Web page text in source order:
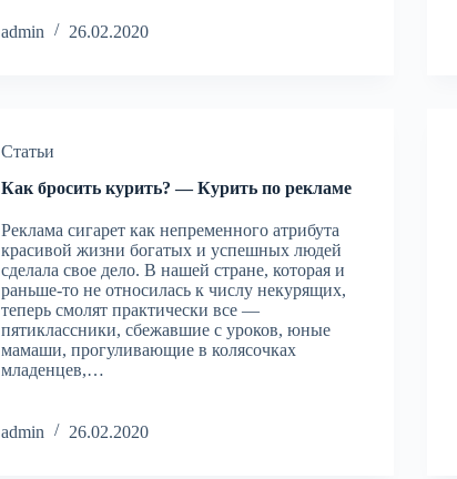
admin 26.02.2020
Статьи
Как бросить курить? — Курить по рекламе
Реклама сигарет как непременного атрибута
красивой жизни богатых и успешных людей
сделала свое дело. В нашей стране, которая и
раньше-то не относилась к числу некурящих,
теперь смолят практически все —
пятиклассники, сбежавшие с уроков, юные
мамаши, прогуливающие в колясочках
младенцев,…
admin 26.02.2020